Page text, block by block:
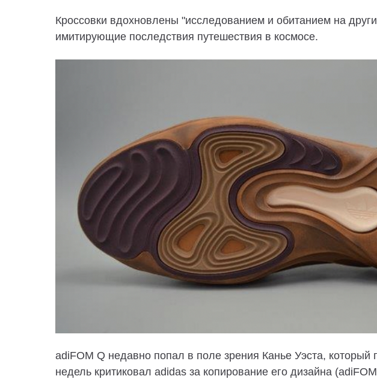
Кроссовки вдохновлены "исследованием и обитанием на
имитирующие последствия путешествия в космосе.
adiFOM Q недавно попал в поле зрения Канье Уэста, который
недель критиковал adidas за копирование его дизайна